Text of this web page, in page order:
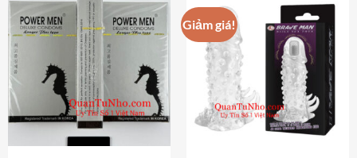
có
nhiều
biến
thể.
Các
tùy
chọn
có
Giảm giá!